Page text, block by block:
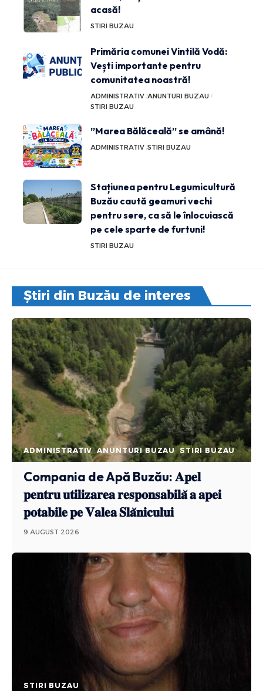
acasă!
STIRI BUZAU
Primăria comunei Vintilă Vodă:
Vești importante pentru
comunitatea noastră!
ADMINISTRATIV ANUNTURI BUZAU
STIRI BUZAU
”Marea Bălăceală” se amână!
ADMINISTRATIV STIRI BUZAU
Stațiunea pentru Legumicultură
Buzău caută geamuri vechi
pentru sere, ca să le înlocuiască
pe cele sparte de furtuni!
STIRI BUZAU
Știri din Buzău de interes
ADMINISTRATIV ANUNTURI BUZAU STIRI BUZAU
Compania de Apă Buzău: 𝐀𝐩𝐞𝐥
𝐩𝐞𝐧𝐭𝐫𝐮 𝐮𝐭𝐢𝐥𝐢𝐳𝐚𝐫𝐞𝐚 𝐫𝐞𝐬𝐩𝐨𝐧𝐬𝐚𝐛𝐢𝐥𝐚̆ 𝐚 𝐚𝐩𝐞𝐢
𝐩𝐨𝐭𝐚𝐛𝐢𝐥𝐞 𝐩𝐞 𝐕𝐚𝐥𝐞𝐚 𝐒𝐥𝐚̆𝐧𝐢𝐜𝐮𝐥𝐮𝐢
9 AUGUST 2026
STIRI BUZAU